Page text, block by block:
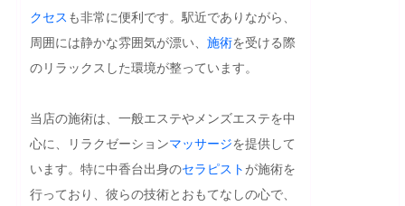
クセス も非常に便利です。駅近でありながら、
周囲には静かな雰囲気が漂い、 施術を受ける際
のリラックスした環境が整っています。
当店の施術は、一般エステやメンズエステを中
心に、リラクゼーションマッサージを提供して
います。特に中香台出身のセラピスト が施術を
行っており、彼らの技術とおもてなしの心で、